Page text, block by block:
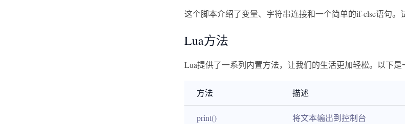
这个脚本介绍了变量、字符串连接和一个简单的if-else语句。
Lua方法
Lua提供了一系列内置方法，让我们的生活更加轻松。以下是
方法 描述
print() 将文本输出到控制台